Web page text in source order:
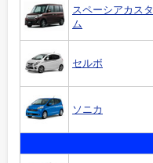
スペーシアカスタ
ム
セルボ
ソニカ